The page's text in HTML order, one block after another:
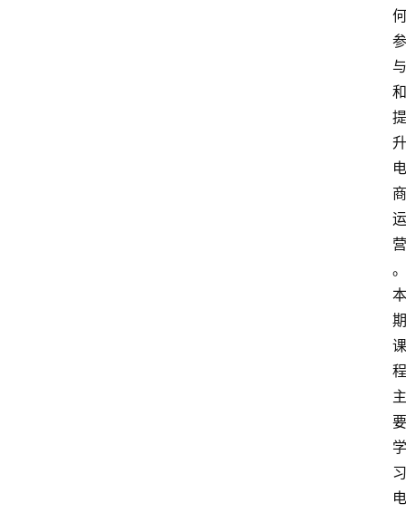
何
参
与
和
提
升
电
商
运
营
。
本
期
课
程
主
要
学
习
电